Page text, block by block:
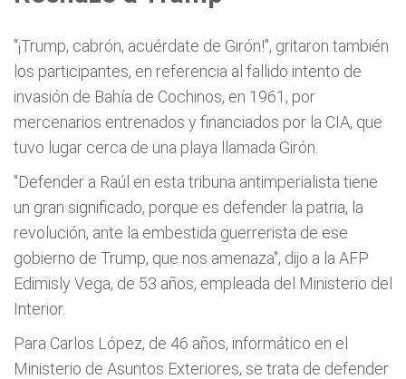
"¡Trump, cabrón, acuérdate de Girón!", gritaron también
los participantes, en referencia al fallido intento de
invasión de Bahía de Cochinos, en 1961, por
mercenarios entrenados y financiados por la CIA, que
tuvo lugar cerca de una playa llamada Girón.
"Defender a Raúl en esta tribuna antimperialista tiene
un gran significado, porque es defender la patria, la
revolución, ante la embestida guerrerista de ese
gobierno de Trump, que nos amenaza", dijo a la AFP
Edimisly Vega, de 53 años, empleada del Ministerio del
Interior.
Para Carlos López, de 46 años, informático en el
Ministerio de Asuntos Exteriores, se trata de defender